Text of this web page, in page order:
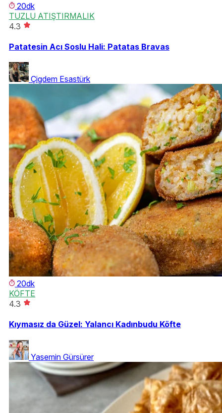
20dk
TUZLU ATIŞTIRMALIK
4.3
Patatesin Acı Soslu Hali: Patatas Bravas
Çigdem Esastürk
20dk
KÖFTE
4.3
Kıymasız da Güzel: Yalancı Kadınbudu Köfte
Yasemin Gürsürer